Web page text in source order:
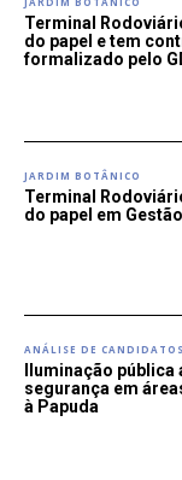
Terminal
do papel e tem
formalizado pelo
JARDIM BOTÂNICO
Terminal
do papel em
ANÁLISE DE CANDIDATOS
Iluminação
segurança em
à Papuda